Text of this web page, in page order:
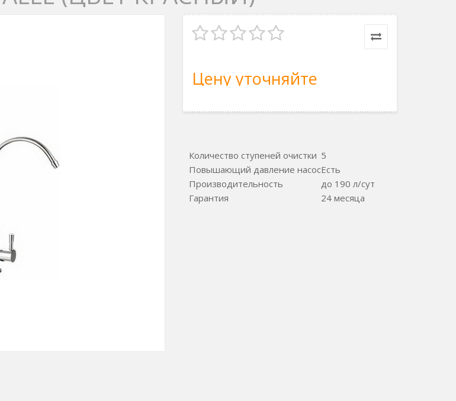
Цену уточняйте
Количество ступеней очистки 5
Повышающий давление насосЕсть
Производительность
до 190 л/сут
Гарантия
24 месяца